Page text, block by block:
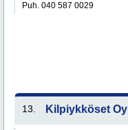
Puh. 040 587 0029
13. Kilpiykköset Oy